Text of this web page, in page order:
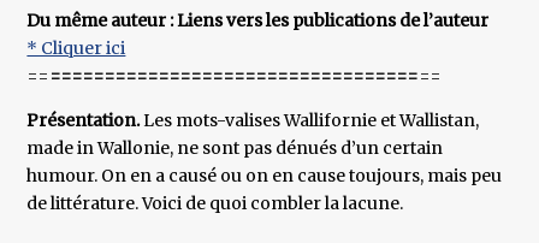
Du même auteur : Liens vers les publications de l’auteur
* Cliquer ici
== ====================================
Présentation.Les mots-valises Wallifornie et Wallistan,
made in Wallonie, ne sont pas dénués d’un certain
humour. On en a causé ou on en cause toujours, mais peu
de littérature. Voici de quoi combler la lacune.